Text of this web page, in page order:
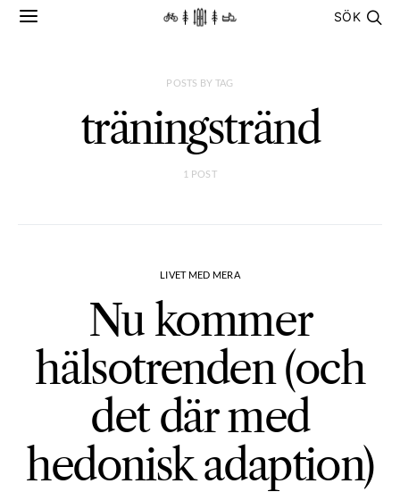
SÖK
POSTS BY TAG
träningstränd
1 POST
LIVET MED MERA
Nu kommer
hälsotrenden (och
det där med
hedonisk adaption)